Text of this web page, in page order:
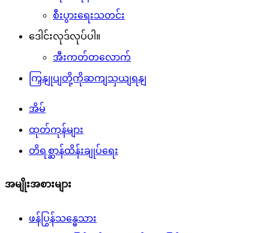
စီးပွားရေးသတင်း
ဒေါင်းလုဒ်လုပ်ပါ။
အီးကတ်တလောက်
ကြှနျုပျတို့ကိုဆကျသှယျရနျ
အိမ်
ထုတ်ကုန်များ
တိရစ္ဆာန်ထိန်းချုပ်ရေး
အမျိုးအစားများ
ဖန်ပြွန်သန္ဓေသား